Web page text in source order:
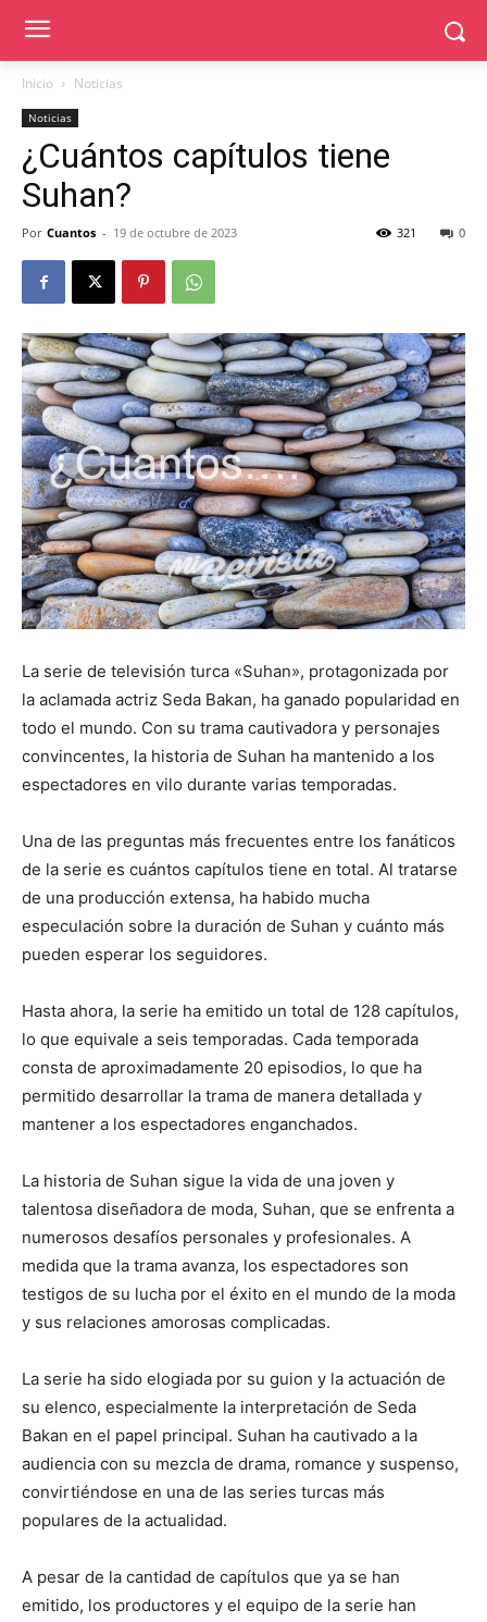
Inicio Noticias
Noticias
¿Cuántos capítulos tiene
Suhan?
Por Cuantos - 19 de octubre de 2023 0
321
La serie de televisión turca «Suhan», protagonizada por
la aclamada actriz Seda Bakan, ha ganado popularidad en
todo el mundo. Con su trama cautivadora y personajes
convincentes, la historia de Suhan ha mantenido a los
espectadores en vilo durante varias temporadas.
Una de las preguntas más frecuentes entre los fanáticos
de la serie es cuántos capítulos tiene en total. Al tratarse
de una producción extensa, ha habido mucha
especulación sobre la duración de Suhan y cuánto más
pueden esperar los seguidores.
Hasta ahora, la serie ha emitido un total de 128 capítulos,
lo que equivale a seis temporadas. Cada temporada
consta de aproximadamente 20 episodios, lo que ha
permitido desarrollar la trama de manera detallada y
mantener a los espectadores enganchados.
La historia de Suhan sigue la vida de una joven y
talentosa diseñadora de moda, Suhan, que se enfrenta a
numerosos desafíos personales y profesionales. A
medida que la trama avanza, los espectadores son
testigos de su lucha por el éxito en el mundo de la moda
y sus relaciones amorosas complicadas.
La serie ha sido elogiada por su guion y la actuación de
su elenco, especialmente la interpretación de Seda
Bakan en el papel principal. Suhan ha cautivado a la
audiencia con su mezcla de drama, romance y suspenso,
convirtiéndose en una de las series turcas más
populares de la actualidad.
A pesar de la cantidad de capítulos que ya se han
emitido, los productores y el equipo de la serie han